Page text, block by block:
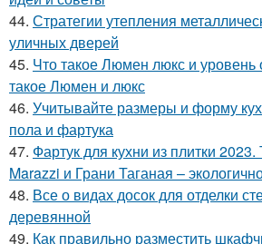
44. Стратегии утепления
уличных дверей
45. Что такое Люмен люкс и
такое Люмен и люкс
46. Учитывайте размеры и форму
пола и фартука
47. Фартук для кухни из плитки
Marazzi и Грани Таганая –
48. Все о видах досок для отделки
деревянной
49. Как правильно разместить